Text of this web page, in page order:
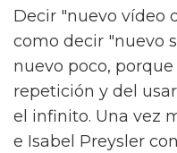
Decir "nuevo vídeo
como decir "nuevo
nuevo poco,
repetición y del
el infinito. Una vez
e Isabel Preysler